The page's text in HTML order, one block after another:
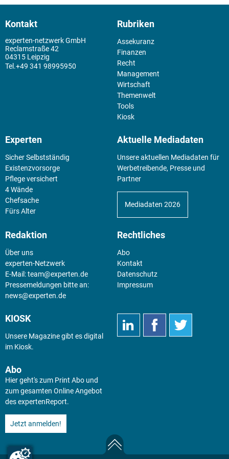
Kontakt
experten-netzwerk GmbH
Reclamstraße 42
04315 Leipzig
+49 341 98995950
Rubriken
Assekuranz
Finanzen
Recht
Management
Wirtschaft
Themenwelt
Tools
Kiosk
Experten
Sicher Selbstständig
Existenz­vorsorge
Pflege versichert
4 Wände
Chefsache
Fürs Alter
Aktuelle Mediadaten
Unsere aktuellen Mediadaten für
Werbetreibende, Presse und
Partner
Mediadaten 2026
Redaktion
Über uns
experten-Netzwerk
E-Mail:team@experten.de
Pressemeldungen bitte an:
news@experten.de
Rechtliches
Abo
Kontakt
Datenschutz
Impressum
KIOSK
Unsere Magazine gibt es digital
im Kiosk.
Abo
Hier geht's zum Print Abo und
zum gesamten Online Angebot
des expertenReport.
Jetzt anmelden!